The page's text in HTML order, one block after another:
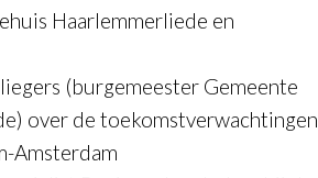
Haarlemmerliede en
(burgemeester Gemeente
over de toekomstverwachtingen
Amsterdam